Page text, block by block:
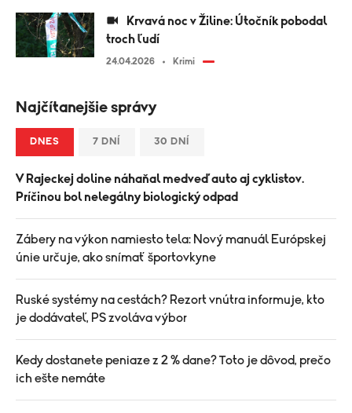
troch ľudí
24.04.2026 Krimi
Najčítanejšie správy
DNES 7 DNÍ 30 DNÍ
V Rajeckej doline náhaňal medveď auto aj cyklistov.
Príčinou bol nelegálny biologický odpad
Zábery na výkon namiesto tela: Nový manuál Európskej
únie určuje, ako snímať športovkyne
Ruské systémy na cestách? Rezort vnútra informuje, kto
je dodávateľ, PS zvoláva výbor
Kedy dostanete peniaze z 2 % dane? Toto je dôvod, prečo
ich ešte nemáte